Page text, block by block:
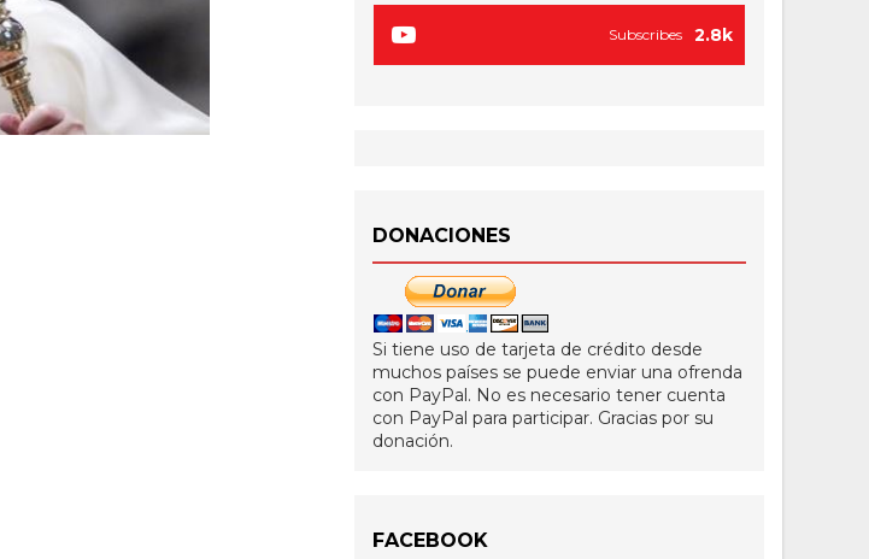
2.8k
Subscribes
DONACIONES
Si tiene uso de tarjeta de crédito desde
muchos países se puede enviar una ofrenda
con PayPal. No es necesario tener cuenta
con PayPal para participar. Gracias por su
donación.
FACEBOOK